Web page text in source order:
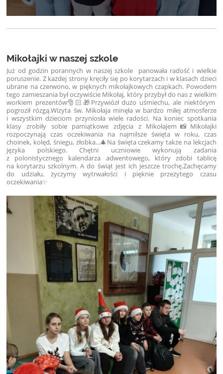
Mikołajki w naszej szkole
Już od godzin porannych w naszej szkole panowała radość i wielkie
poruszenie. Z każdej strony kręciły się po korytarzach i w klasach dzieci
ubrane na czerwono, w pięknych mikołajkowych czapkach. Powodem
tego zamieszania był oczywiście Mikołaj, który przybył do nas z wielkim
workiem prezentów🎅🏻🎁Przywiózł dużo uśmiechu, ale niektórym
pogroził rózgą.Wizyta św. Mikołaja minęła w bardzo miłej atmosferze
i wszystkim dzieciom przyniosła wiele radości. Na koniec spotkania
klasy zrobiły sobie pamiątkowe zdjęcia z Mikołajem📸Mikołajki
rozpoczynają czas oczekiwania na najmilsze święta w roku, czas
choinek, kolęd, śniegu, żłobka...🎄Na święta czekamy także na lekcjach
języka polskiego. Chętni uczniowie wykonują zadania
z polonistycznego kalendarza adwentowego, który zdobi tablicę
na korytarzu szkolnym. A do świąt jest ich jeszcze trochę.Zachęcamy
do udziału, życzymy wytrwałości i pięknie przeżytego czasu
oczekiwania✨